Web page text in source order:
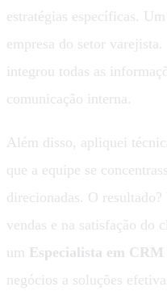
estratégias específicas.
empresa do setor
integrou todas as
comunicação interna.
Além disso, apliquei
que a equipe se
direcionadas. O
vendas e na satisfação do
um Especialista em
negócios a soluções